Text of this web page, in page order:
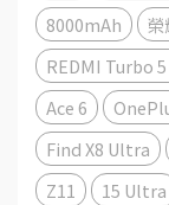
8000mAh
REDMI Turbo
Ace 6
Find X8 Ultra
Z11
15 Ultra